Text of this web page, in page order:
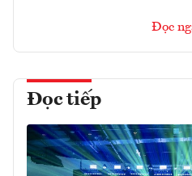
Đọc
Đọc tiếp